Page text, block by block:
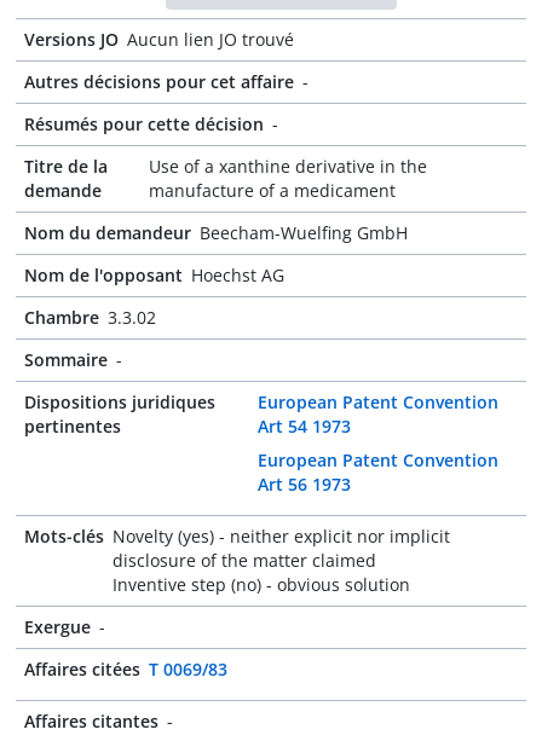
Versions JO Aucun lien JO trouvé
Autres décisions pour cet affaire -
Résumés pour cette décision -
Titre de la
demande
Use of a xanthine derivative in the
manufacture of a medicament
Nom du demandeur Beecham-Wuelfing GmbH
Nom de l'opposant Hoechst AG
Chambre 3.3.02
Sommaire -
Dispositions juridiques
pertinentes
European Patent Convention
Art 54 1973
European Patent Convention
Art 56 1973
Mots-clés Novelty (yes) - neither explicit nor implicit
disclosure of the matter claimed
Inventive step (no) - obvious solution
Exergue -
Affaires citées T 0069/83
Affaires citantes -